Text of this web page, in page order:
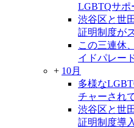
LGBTQサポ
渋谷区と世
証明制度が
この三連休
イドパレー
+ 10月
多様な
チャーされ
渋谷区と世
証明制度導